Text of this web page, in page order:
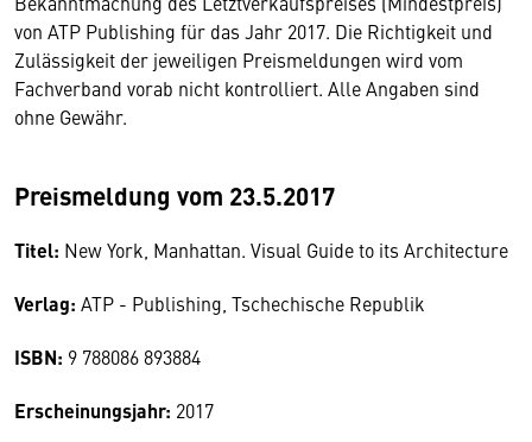
von ATP Publishing für das Jahr 2017. Die Richtigkeit und
Zulässigkeit der jeweiligen Preismeldungen wird vom
Fachverband vorab nicht kontrolliert. Alle Angaben sind
ohne Gewähr.
Preismeldung vom 23.5.2017
Titel: New York, Manhattan. Visual Guide to its Architecture
Verlag: ATP - Publishing, Tschechische Republik
ISBN: 9 788086 893884
Erscheinungsjahr: 2017